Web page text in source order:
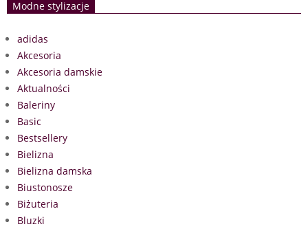
Modne stylizacje
adidas
Akcesoria
Akcesoria damskie
Aktualności
Baleriny
Basic
Bestsellery
Bielizna
Bielizna damska
Biustonosze
Biżuteria
Bluzki